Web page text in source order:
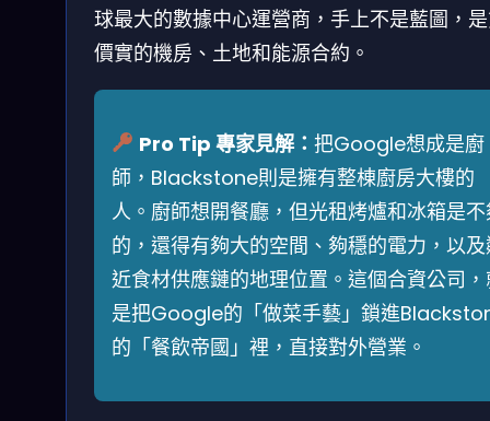
球最大的數據中心運營商，手上不是藍圖，
價實的機房、土地和能源合約。
Pro Tip 專家見解： 把Google想成是廚
師，Blackstone則是擁有整棟廚房大樓的
人。廚師想開餐廳，但光租烤爐和冰箱是
的，還得有夠大的空間、夠穩的電力，以
近食材供應鏈的地理位置。這個合資公司
是把Google的「做菜手藝」鎖進
的「餐飲帝國」裡，直接對外營業。